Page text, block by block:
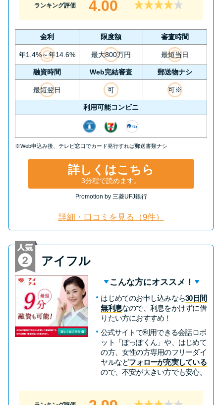
今月の家賃払えない…2ヵ月目に
は解決しないと危険な理由と対
処法3つ
家賃払えないが強制退去は避け
たい…市役所に相談より賢い方
街金とは？絶対審査通る？借金
に悩む人へ街金をおすすめしな
い理由
質屋でお金を借りるには？年利
やシステムをカードローンと比
る？
学生がお金を借りる方法は？親
へのバレにくさや将来への影響
を解説
ソフト闇金とは？悪質な手口に
は要注意！
ランキング評価 4.00
金利 限度額 審査時間
年1.4%～年14.6% 最大800万円 最短当日
融資時間 Web完結審査 郵送物ナシ
最短翌日 可 可※
利用可能コンビニ
※Web申込み後、テレビ窓口でカード発行すれば郵送書類ナシ
詳しくはこちら
3分程で読めます。
Promotion by 三菱UFJ銀行
詳細・口コミを見る（9件）
アイフル
こんな方にオススメ！
はじめてのお申し込みなら30日間
無利息なので、利息をかけずに借
りたい方におすすめ！
公式サイトで利用できる会話ロボ
ット「ぽっぽくん」や、はじめて
の方、女性の方専用のフリーダイ
ヤルなどフォローが充実している
ので、不安が大きい方でも安心。